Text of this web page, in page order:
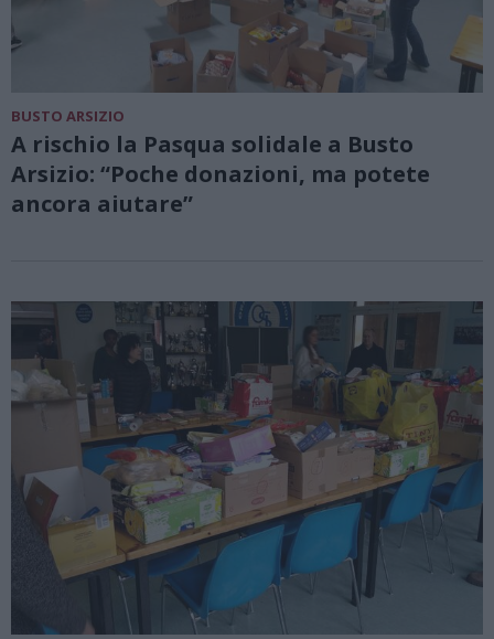
BUSTO ARSIZIO
A rischio la Pasqua solidale a Busto
Arsizio: “Poche donazioni, ma potete
ancora aiutare”